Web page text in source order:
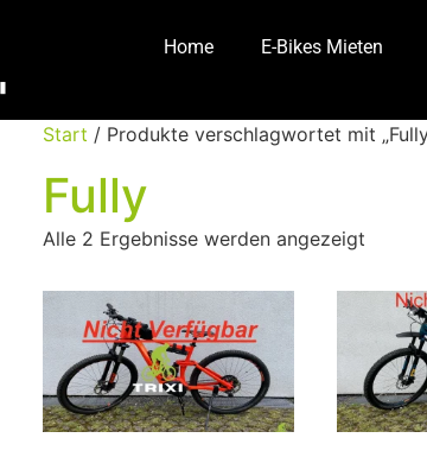
Home E-Bikes Mieten
Start / Produkte verschlagwortet mit
Fully
Alle 2 Ergebnisse werden angezeigt